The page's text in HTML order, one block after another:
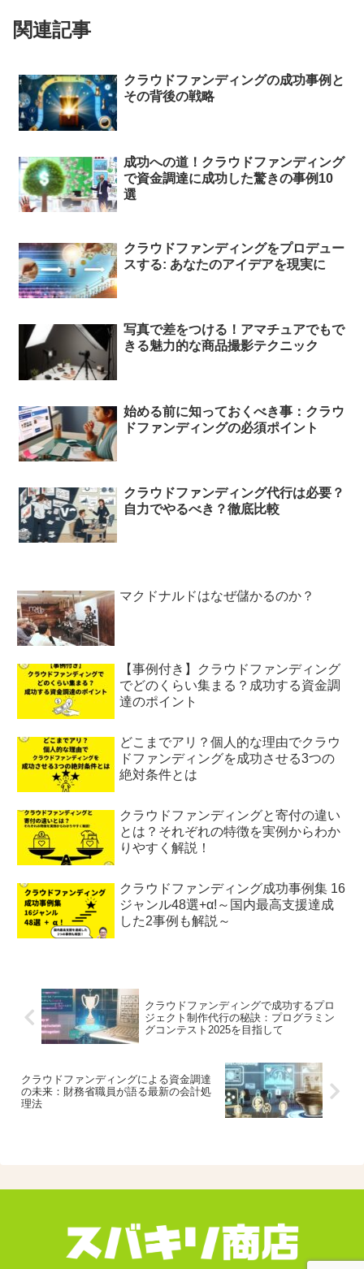
関連記事
クラウドファンディングの成功事例と
その背後の戦略
成功への道！クラウドファンディング
で資金調達に成功した驚きの事例10
選
クラウドファンディングをプロデュー
スする: あなたのアイデアを現実に
写真で差をつける！アマチュアでもで
きる魅力的な商品撮影テクニック
始める前に知っておくべき事：クラウ
ドファンディングの必須ポイント
クラウドファンディング代行は必要？
自力でやるべき？徹底比較
マクドナルドはなぜ儲かるのか？
【事例付き】クラウドファンディング
でどのくらい集まる？成功する資金調
達のポイント
どこまでアリ？個人的な理由でクラウ
ドファンディングを成功させる3つの
絶対条件とは
クラウドファンディングと寄付の違い
とは？それぞれの特徴を実例からわか
りやすく解説！
クラウドファンディング成功事例集 16
ジャンル48選+α!～国内最高支援達成
した2事例も解説～
クラウドファンディングで成功するプロ
ジェクト制作代行の秘訣：プログラミン
グコンテスト2025を目指して
クラウドファンディングによる資金調達
の未来：財務省職員が語る最新の会計処
理法